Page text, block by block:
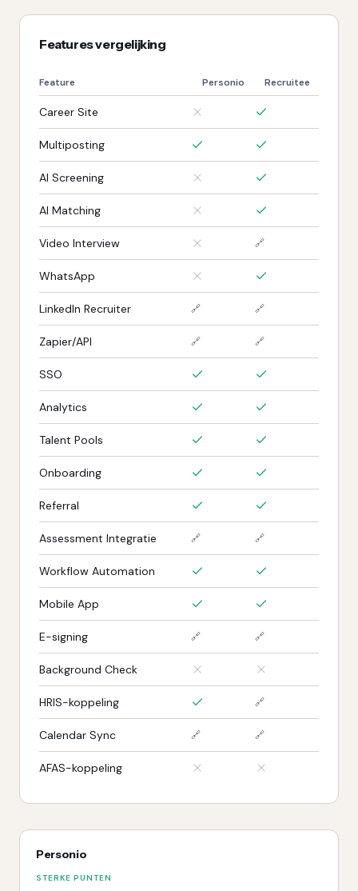
Features vergelijking
Feature Personio Recruitee
Career Site
Multiposting
AI Screening
AI Matching
Video Interview 🔗
WhatsApp
LinkedIn Recruiter 🔗 🔗
Zapier/API 🔗 🔗
SSO
Analytics
Talent Pools
Onboarding
Referral
Assessment Integratie 🔗 🔗
Workflow Automation
Mobile App
E-signing 🔗 🔗
Background Check
HRIS-koppeling 🔗
Calendar Sync 🔗 🔗
AFAS-koppeling
Personio
STERKE PUNTEN